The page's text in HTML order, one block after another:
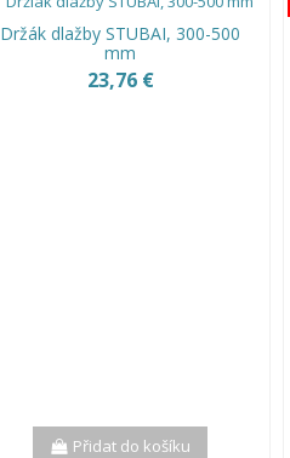
Držák dlažby STUBAI, 300-500
mm
23,76 €
Přidat do košíku